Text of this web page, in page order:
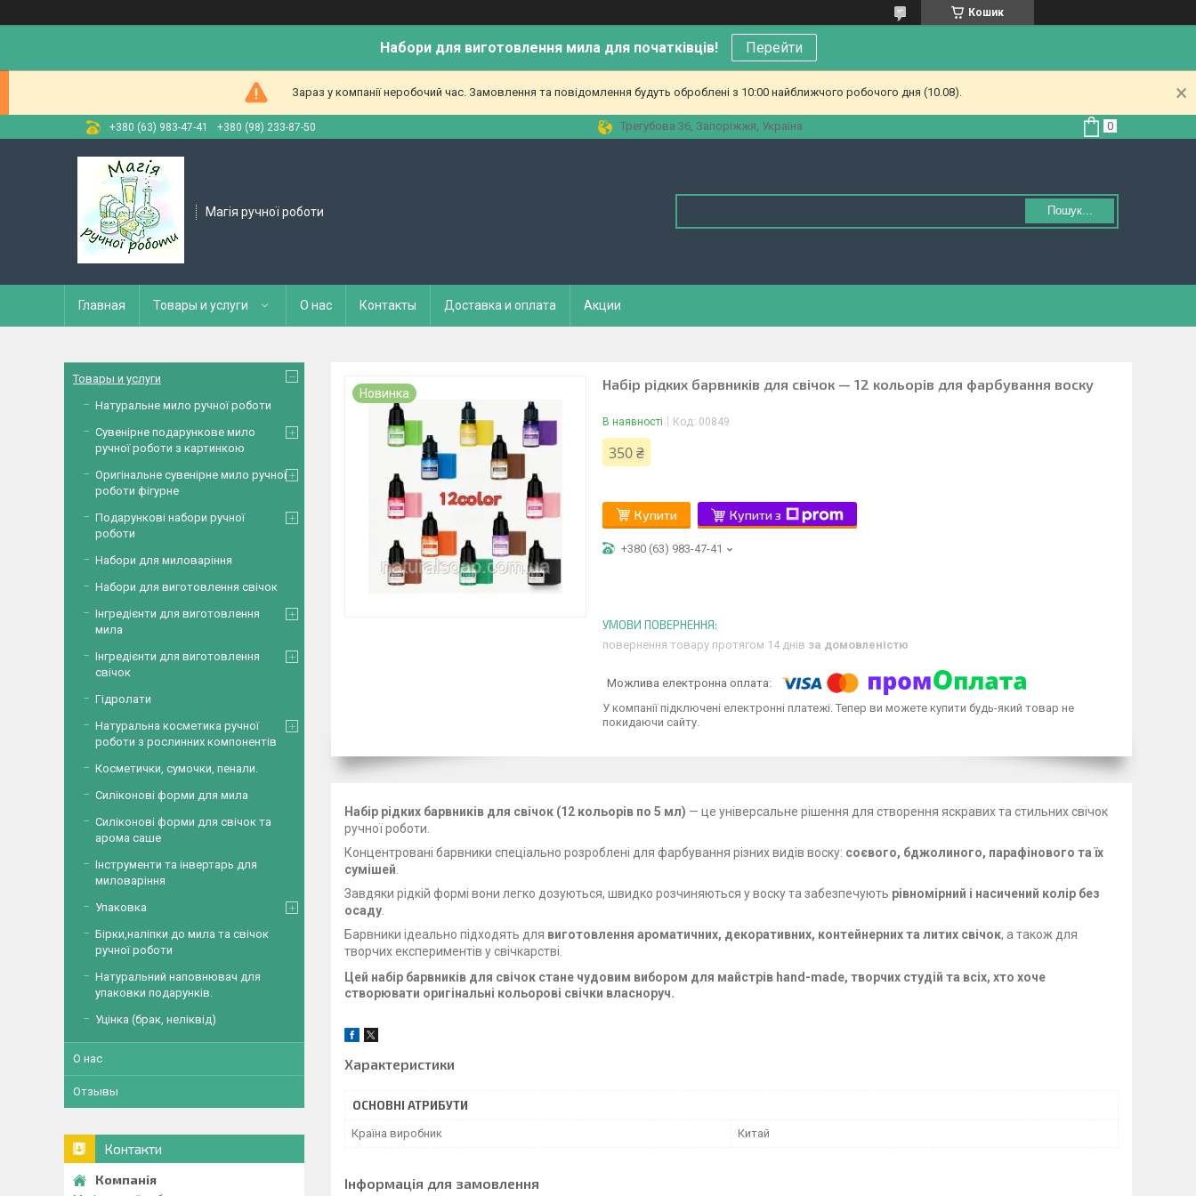
Кошик
Набори для виготовлення мила для початківців! Перейти
Зараз у компанії неробочий час. Замовлення та повідомлення будуть оброблені з 10:00 найближчого робочого дня (10.08).
+380 (63) 983-47-41 +380 (98) 233-87-50 Трегубова 36, Запоріжжя, Україна
Магія ручної роботи Пошук...
Главная Товары и услуги О нас Контакты Доставка и оплата Акции
Новинка
Набір рідких барвників для свічок — 12 кольорів для фарбування воску
В наявності Код: 00849
350 ₴
Купити Купити з
+380 (63) 983-47-41
повернення товару протягом 14 днів за домовленістю
У компанії підключені електронні платежі. Тепер ви можете купити будь-який товар не
покидаючи сайту.
Набір рідких барвників для свічок (12 кольорів по 5 мл) — це універсальне рішення для створення яскравих та стильних свічок
ручної роботи.
Концентровані барвники спеціально розроблені для фарбування різних видів воску: соєвого, бджолиного, парафінового та їх
сумішей
Завдяки рідкій формі вони легко дозуються, швидко розчиняються у воску та забезпечують рівномірний і насичений колір без
осаду
Барвники ідеально підходять для виготовлення ароматичних, декоративних, контейнерних та литих свічок, а також для
творчих експериментів у свічкарстві.
Цей набір барвників для свічок стане чудовим вибором для майстрів hand-made, творчих студій та всіх, хто хоче
створювати оригінальні кольорові свічки власноруч.
Характеристики
ОСНОВНІ АТРИБУТИ
Країна виробник Китай
Інформація для замовлення
Товары и услуги
Натуральне мило ручної роботи
Сувенірне подарункове мило
ручної роботи з картинкою
Оригінальне сувенірне мило ручної
роботи фігурне
Подарункові набори ручної
роботи
Набори для миловаріння
Набори для виготовлення свічок
Інгредієнти для виготовлення
мила
Інгредієнти для виготовлення
свічок
Гідролати
Натуральна косметика ручної
роботи з рослинних компонентів
Косметички, сумочки, пенали.
Силіконові форми для мила
Силіконові форми для свічок та
арома саше
Інструменти та інвертарь для
миловаріння
Упаковка
Бірки,наліпки до мила та свічок
ручної роботи
Натуральний наповнювач для
упаковки подарунків.
Уцінка (брак, неліквід)
О нас
Отзывы
Контакти